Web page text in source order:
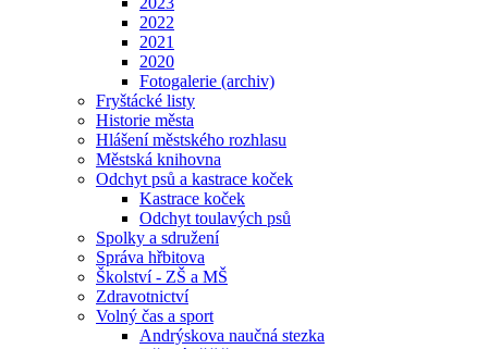
2022
2021
2020
Fotogalerie (archiv)
Fryštácké listy
Historie města
Hlášení městského rozhlasu
Městská knihovna
Odchyt psů a kastrace koček
Kastrace koček
Odchyt toulavých psů
Spolky a sdružení
Správa hřbitova
Školství - ZŠ a MŠ
Zdravotnictví
Volný čas a sport
Andrýskova naučná stezka